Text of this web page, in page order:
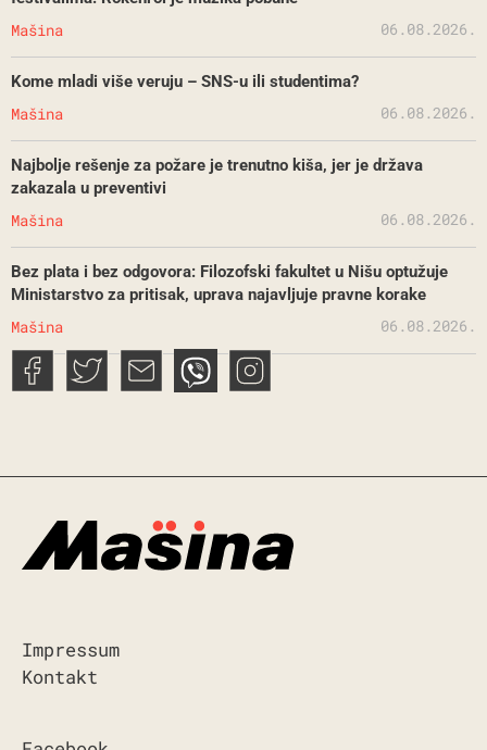
Mašina 06.08.2026.
Kome mladi više veruju – SNS-u ili studentima?
Mašina 06.08.2026.
Najbolje rešenje za požare je trenutno kiša, jer je država
zakazala u preventivi
Mašina 06.08.2026.
Bez plata i bez odgovora: Filozofski fakultet u Nišu optužuje
Ministarstvo za pritisak, uprava najavljuje pravne korake
Mašina 06.08.2026.
Impressum
Kontakt